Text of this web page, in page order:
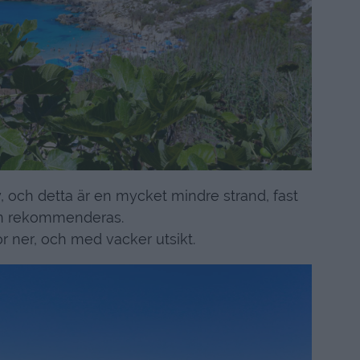
och detta är en mycket mindre strand, fast
rekommenderas.
ner, och med vacker utsikt.